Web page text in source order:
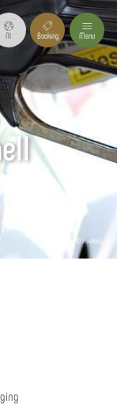
Nl Booking Menu
© Pixabay